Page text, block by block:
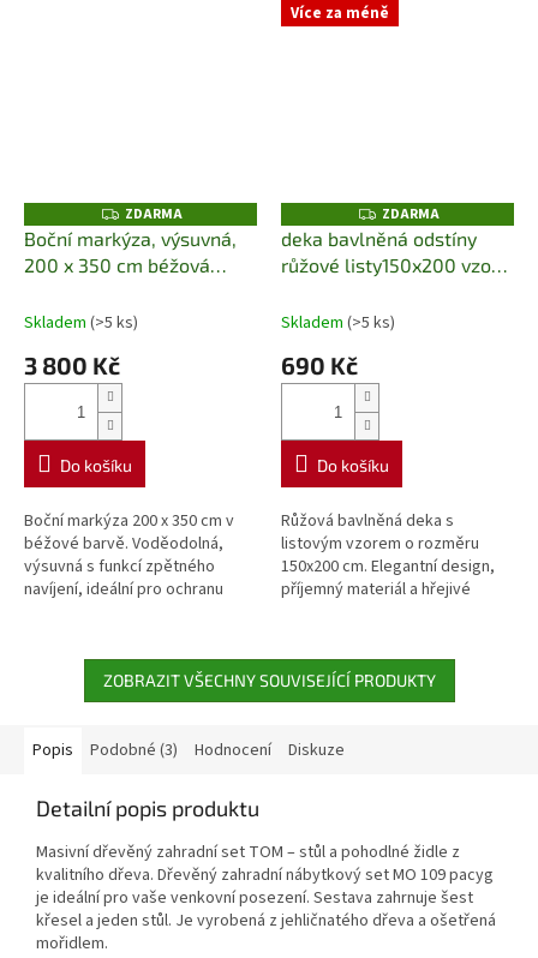
Z
D
A
R
ZDARMA
Boční markýza, výsuvná,
200 x 350 cm béžová
Skladem (>5 ks)
3 800 Kč
Do košíku
Boční markýza 200 x 350 cm v
béžové barvě. Voděodolná,
výsuvná s funkcí zpětného
navíjení, ideální pro ochranu
nebo v zahradě.
Více za méně
Z
D
A
R
M
ZDARMA
deka bavlněná odstíny
růžové listy150x200 vzor
Skladem (>5 ks)
690 Kč
Do košíku
Růžová bavlněná deka s
listovým vzorem o rozměru
150x200 cm. Elegantní design,
příjemný materiál a hřejivé
ZOBRAZIT VŠECHNY SOUVISEJÍCÍ PRODUKTY
Popis Podobné (3) Hodnocení Diskuze
Detailní popis produktu
Masivní dřevěný zahradní set TOM – stůl a pohodlné židle z
kvalitního dřeva. Dřevěný zahradní nábytkový set MO 109 pacyg
je ideální pro vaše venkovní posezení. Sestava zahrnuje šest
křesel a jeden stůl. Je vyrobená z jehličnatého dřeva a ošetřená
mořidlem.